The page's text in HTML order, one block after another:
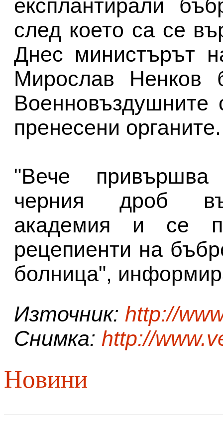
експлантирали
след което са се
Днес министърът
Мирослав Ненков
пренесени органите.
"Вече привършва
черния дроб
академия и се
рецепиенти на
болница",
Източник: http://
Снимка: http://
Новини